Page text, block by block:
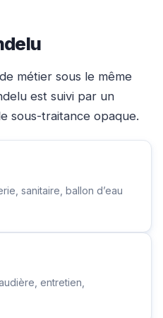
métier sous le même
est suivi par un
sous-traitance opaque.
sanitaire, ballon d’eau
entretien,